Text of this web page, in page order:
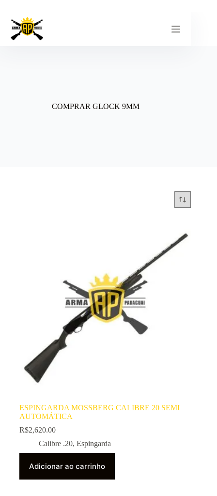
conteúdo
COMPRAR GLOCK 9MM
ESPINGARDA MOSSBERG CALIBRE 20 SEMI
AUTOMÁTICA
R$2,620.00
Calibre .20, Espingarda
Adicionar ao carrinho